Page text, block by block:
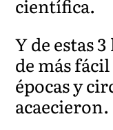
científica.
Y de estas
de más
épocas y
acaecieron.